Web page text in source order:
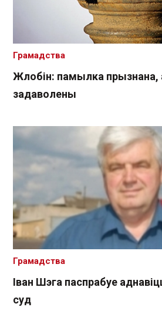
Жлобін: памылка прызнана,
задаволены
Грамадства
Іван Шэга паспрабуе
суд
Грамадства